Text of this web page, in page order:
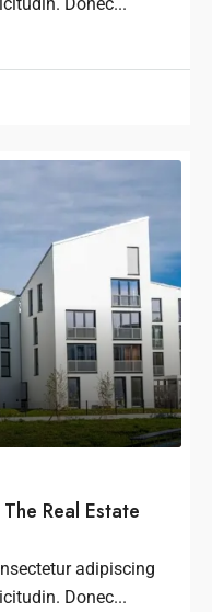
Real Estate
adipiscing
Donec...